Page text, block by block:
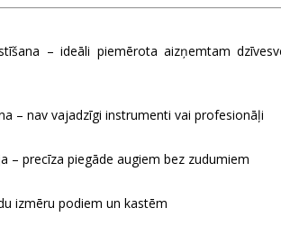
– ideāli piemērota aizņemtam
– nav vajadzīgi instrumenti vai profesionāļi
– precīza piegāde augiem bez zudumiem
izmēru podiem un kastēm